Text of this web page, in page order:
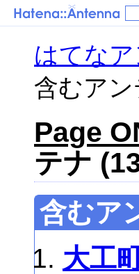
はてな
含むア
Page
テナ
含むア
大工